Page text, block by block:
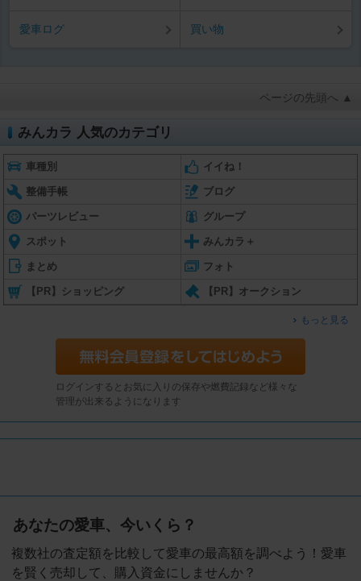
愛車ログ 買い物
ページの先頭へ ▲
みんカラ 人気のカテゴリ
車種別 イイね！
整備手帳 ブログ
パーツレビュー グループ
スポット みんカラ＋
まとめ フォト
【PR】ショッピング 【PR】オークション
もっと見る
ログインするとお気に入りの保存や燃費記録など様々な
管理が出来るようになります
あなたの愛車、今いくら？
複数社の査定額を比較して愛車の最高額を調べよう！愛車
を賢く売却して、購入資金にしませんか？